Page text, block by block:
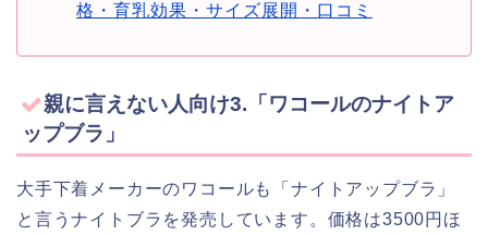
格・育乳効果・サイズ展開・口コミ
親に言えない人向け3.「ワコールのナイトア
ップブラ」
大手下着メーカーのワコールも「ナイトアップブラ」
と言うナイトブラを発売しています。価格は3500円ほ